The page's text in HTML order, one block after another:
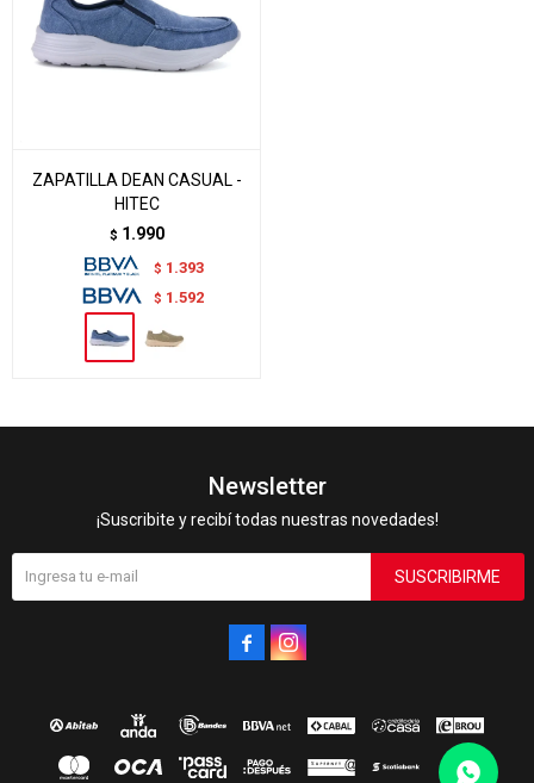
ZAPATILLA DEAN CASUAL -
HITEC
$ 1.990
$ 1.393
$ 1.592
Newsletter
¡Suscribite y recibí todas nuestras novedades!
SUSCRIBIRME
 